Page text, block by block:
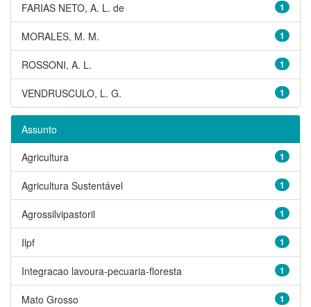
1
FARIAS NETO, A. L. de
1
MORALES, M. M.
1
ROSSONI, A. L.
1
VENDRUSCULO, L. G.
Assunto
1
Agricultura
1
Agricultura Sustentável
1
Agrossilvipastoril
1
Ilpf
1
Integracao lavoura-pecuaria-floresta
1
Mato Grosso